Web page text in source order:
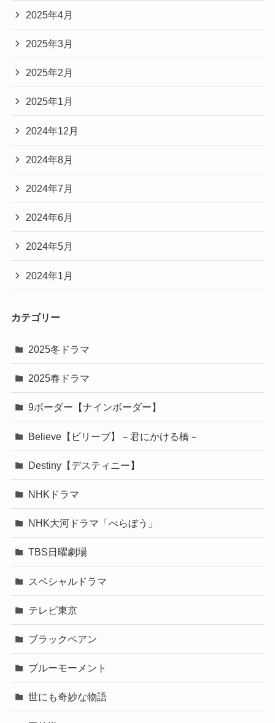
2025年4月
2025年3月
2025年2月
2025年1月
2024年12月
2024年8月
2024年7月
2024年6月
2024年5月
2024年1月
カテゴリー
2025冬ドラマ
2025春ドラマ
9ボーダー【ナインボーダー】
Believe【ビリーブ】－君にかける橋－
Destiny【デスティニー】
NHKドラマ
NHK大河ドラマ「べらぼう」
TBS日曜劇場
スペシャルドラマ
テレビ東京
ブラックペアン
ブルーモーメント
世にも奇妙な物語